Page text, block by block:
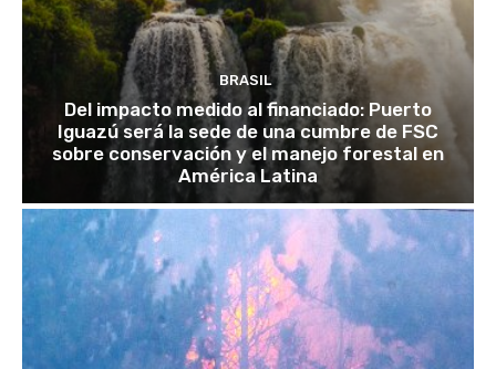
BRASIL
Del impacto medido al financiado: Puerto
Iguazú será la sede de una cumbre de FSC
sobre conservación y el manejo forestal en
América Latina